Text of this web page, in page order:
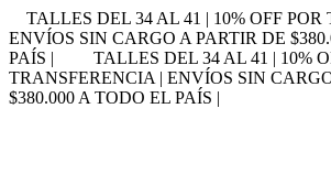
TALLES DEL 34 AL 41 | 10% OFF POR
ENVÍOS SIN CARGO A PARTIR DE
PAÍS |
TALLES DEL 34 AL 41 | 10%
TRANSFERENCIA | ENVÍOS SIN
$380.000 A TODO EL PAÍS |